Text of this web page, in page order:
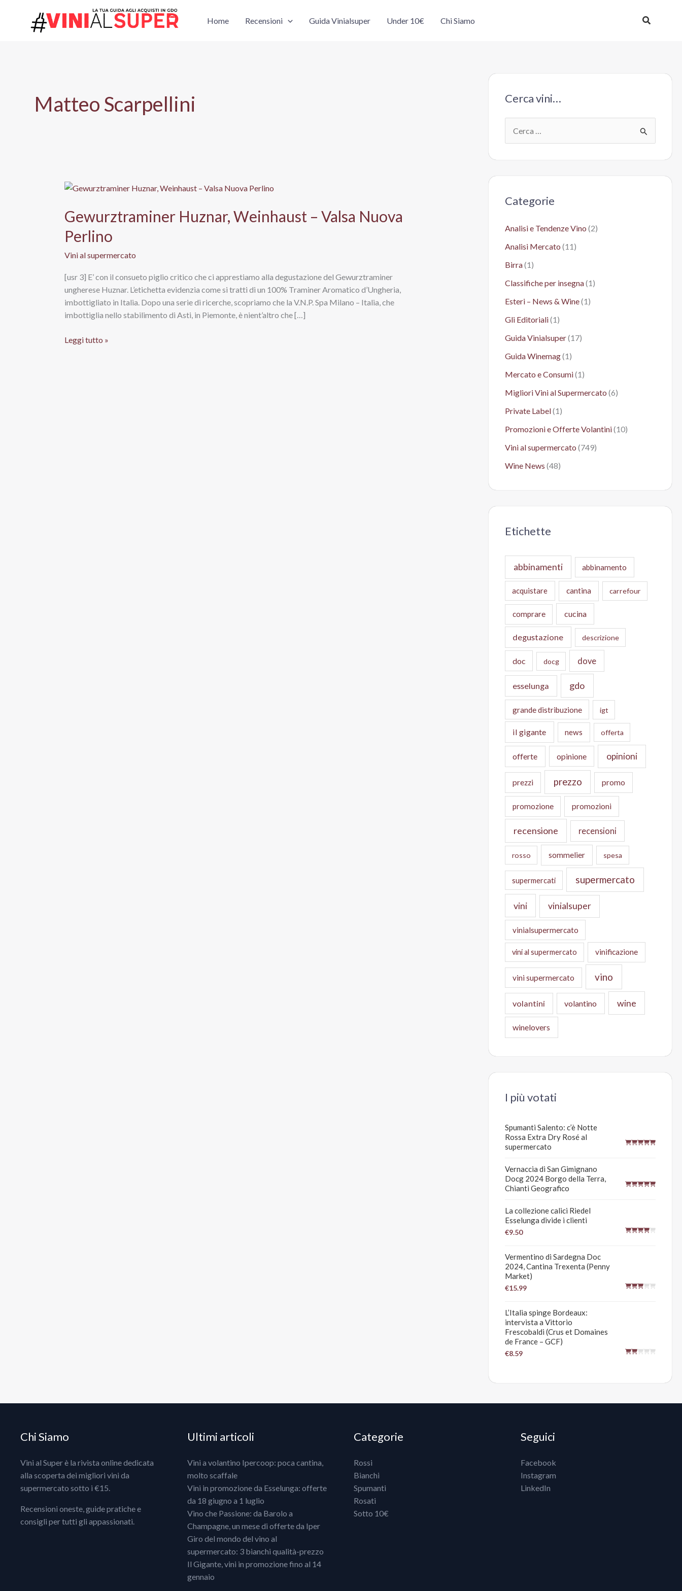
contenuto
Home Recensioni Guida Vinialsuper Under 10€ Chi Siamo Cerca
Matteo Scarpellini
Gewurztraminer Huznar, Weinhaust – Valsa Nuova
Perlino
Vini al supermercato
[usr 3] E’ con il consueto piglio critico che ci apprestiamo alla degustazione del Gewurztraminer
ungherese Huznar. L’etichetta evidenzia come si tratti di un 100% Traminer Aromatico d’Ungheria,
imbottigliato in Italia. Dopo una serie di ricerche, scopriamo che la V.N.P. Spa Milano – Italia, che
imbottiglia nello stabilimento di Asti, in Piemonte, è nient’altro che […]
Gewurztraminer
Leggi tutto »
Cerca vini…
e
:Categorie
Analisi e Tendenze Vino (2)
Analisi Mercato (11)
Birra(1)
Classifiche per insegna(1)
Esteri – News & Wine(1)
Gli Editoriali(1)
Guida Vinialsuper(17)
Guida Winemag(1)
Mercato e Consumi(1)
Migliori Vini al Supermercato (6)
Private Label(1)
Promozioni e Offerte Volantini(10)
Vini al supermercato (749)
Wine News (48)
Etichette
abbinamenti abbinamento
acquistare cantina carrefour
comprare cucina
degustazione descrizione
doc docg dove
esselunga gdo
grande distribuzione igt
il gigante news offerta
offerte opinione opinioni
prezzi prezzo promo
promozione promozioni
recensione recensioni
rosso sommelier spesa
supermercati supermercato
vini vinialsuper
vinialsupermercato
vini al supermercato vinificazione
vini supermercato vino
volantini volantino wine
winelovers
I più votati
Spumanti Salento: c’è Notte
Rossa Extra Dry Rosé al
supermercato
Vernaccia di San Gimignano
Docg 2024 Borgo della Terra,
Chianti Geografico
La collezione calici Riedel
Esselunga divide i clienti
€9.50
Vermentino di Sardegna Doc
2024, Cantina Trexenta (Penny
Market)
€15.99
L’Italia spinge Bordeaux:
intervista a Vittorio
Frescobaldi (Crus et Domaines
de France – GCF)
€8.59
Chi Siamo
Vini al Super è la rivista online dedicata
alla scoperta dei migliori vini da
supermercato sotto i €15.
Recensioni oneste, guide pratiche e
consigli per tutti gli appassionati.
Ultimi articoli
Vini a volantino Ipercoop: poca cantina,
molto scaffale
Vini in promozione da Esselunga: offerte
da 18 giugno a 1 luglio
Vino che Passione: da Barolo a
Champagne, un mese di offerte da Iper
Giro del mondo del vino al
supermercato: 3 bianchi qualità-prezzo
Il Gigante, vini in promozione fino al 14
gennaio
Categorie
Rossi
Bianchi
Spumanti
Rosati
Sotto 10€
Seguici
Facebook
Instagram
LinkedIn